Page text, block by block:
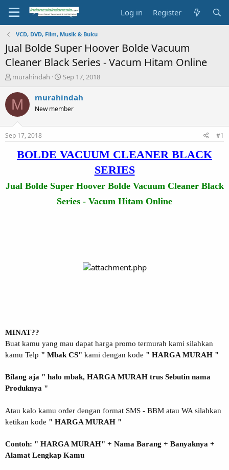
Log in Register
VCD, DVD, Film, Musik & Buku
Jual Bolde Super Hoover Bolde Vacuum
Cleaner Black Series - Vacum Hitam Online
T
r
e
a
t
r
murahindah
S
a
r
t
e
Sep 17, 2018
M murahindah
New member
Sep 17, 2018 #1
BOLDE VACUUM CLEANER BLACK
SERIES
Jual Bolde Super Hoover Bolde Vacuum Cleaner Black
Series - Vacum Hitam Online
MINAT??
Buat kamu yang mau dapat harga promo termurah kami silahkan
kamu Telp " Mbak CS" kami dengan kode " HARGA MURAH "
Bilang aja " halo mbak, HARGA MURAH trus Sebutin nama
Produknya "
Atau kalo kamu order dengan format SMS - BBM atau WA silahkan
ketikan kode " HARGA MURAH "
Contoh: " HARGA MURAH" + Nama Barang + Banyaknya +
Alamat Lengkap Kamu